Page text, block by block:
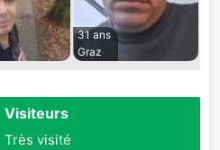
31 ans
Graz
Visiteurs
Très visité